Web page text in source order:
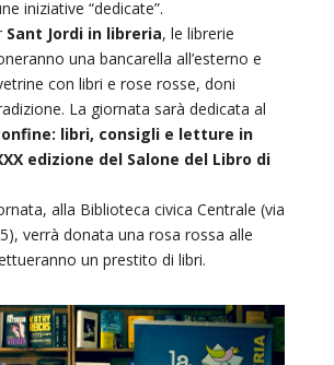
iniziative “dedicate”.
Sant Jordi in libreria, le librerie
una bancarella all’esterno e
con libri e rose rosse, doni
La giornata sarà dedicata al
libri, consigli e letture in
edizione del Salone del Libro di
alla Biblioteca civica Centrale (via
verrà donata una rosa rossa alle
un prestito di libri.